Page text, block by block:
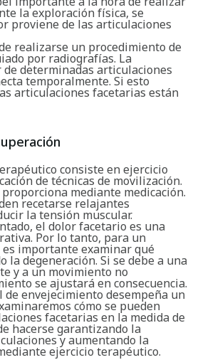
la exploración física, se
proviene de las articulaciones
realizarse un procedimiento de
por radiografías. La
determinadas articulaciones
temporalmente. Si esto
articulaciones facetarias están
consiste en ejercicio
de técnicas de movilización.
mediante medicación.
recetarse relajantes
la tensión muscular.
el dolor facetario es una
Por lo tanto, para un
importante examinar qué
la degeneración. Si se debe a una
y a un movimiento no
se ajustará en consecuencia.
envejecimiento desempeña un
cómo se pueden
facetarias en la medida de
hacerse garantizando la
y aumentando la
ejercicio terapéutico.